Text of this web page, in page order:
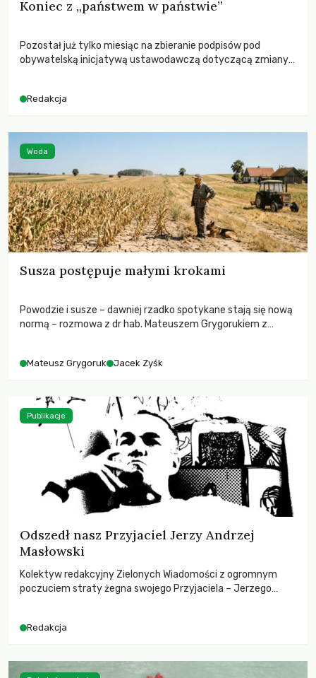
Koniec z „państwem w państwie”
Pozostał już tylko miesiąc na zbieranie podpisów pod
obywatelską inicjatywą ustawodawczą dotyczącą zmiany
niezwykle korzystne rozwiązania dla przyrody i zwierząt,
funkcjonowania łowiectwa w Polsce.
Redakcja
Susza postępuje małymi krokami
Powodzie i susze – dawniej rzadko spotykane stają się nową
normą – rozmowa z dr hab. Mateuszem Grygorukiem z
Mateusz Grygoruk Jacek Zyśk
Woda
Odszedł nasz Przyjaciel Jerzy Andrzej
Masłowski
Kolektyw redakcyjny Zielonych Wiadomości z ogromnym
poczuciem straty żegna swojego Przyjaciela – Jerzego
Redakcja
Publikacje